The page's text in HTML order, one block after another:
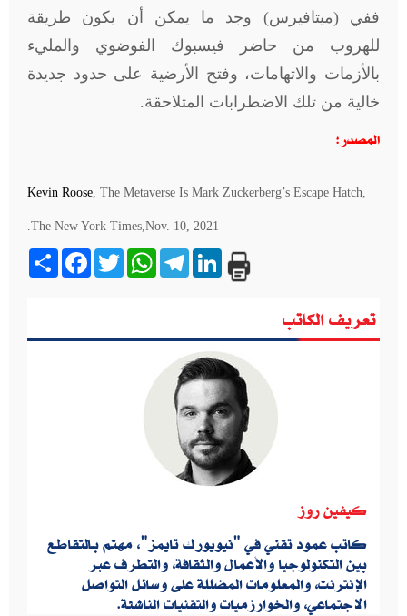
ففي (ميتافيرس) وجد ما يمكن أن يكون طريقة
للهروب من حاضر فيسبوك الفوضوي والمليء
بالأزمات والاتهامات، وفتح الأرضية على حدود جديدة
خالية من تلك الاضطرابات المتلاحقة.
المصدر:
Kevin Roose, The Metaverse Is Mark Zuckerberg’s Escape Hatch,
The New York Times,Nov. 10, 2021.
Share
FacebookTwitter
WhatsApp
Telegram
LinkedIn
تعريف الكاتب
كيفين روز
كاتب عمود تقني في "نيويورك تايمز"، مهتم بـالتقاطع
بين التكنولوجيا والأعمال والثقافة، والتطرف عبر
الإنترنت، والمعلومات المضللة على وسائل التواصل
الاجتماعي، والخوارزميات والتقنيات الناشئة.